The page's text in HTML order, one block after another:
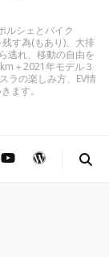
ルシェとバイク
す為(もあり)、大排
逃れ、移動の自由を
＋2021年モデル３
ラの楽しみ方、EV情
ます。